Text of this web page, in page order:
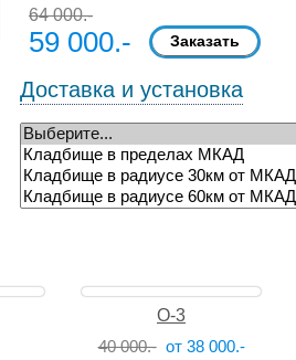
64 000.-
59 000.-
Доставка и установка
О-3
40 000.- от 38 000.-